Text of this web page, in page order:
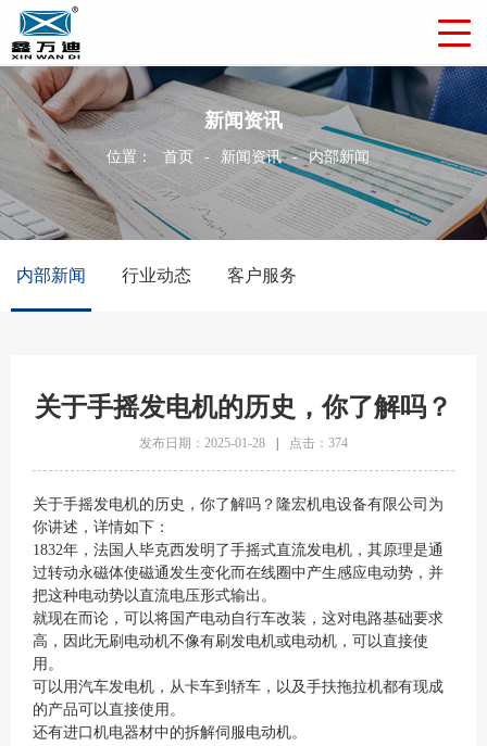
新闻资讯
位置： 首页 - 新闻资讯 - 内部新闻
内部新闻 行业动态 客户服务
关于手摇发电机的历史，你了解吗？
发布日期：2025-01-28 点击：374
关于手摇发电机的历史，你了解吗？隆宏机电设备有限公司为
你讲述，详情如下：
1832年，法国人毕克西发明了手摇式直流发电机，其原理是通
过转动永磁体使磁通发生变化而在线圈中产生感应电动势，并
把这种电动势以直流电压形式输出。
就现在而论，可以将国产电动自行车改装，这对电路基础要求
高，因此无刷电动机不像有刷发电机或电动机，可以直接使
用。
可以用汽车发电机，从卡车到轿车，以及手扶拖拉机都有现成
的产品可以直接使用。
还有进口机电器材中的拆解伺服电动机。